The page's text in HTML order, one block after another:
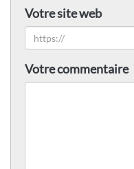
Votre site web
Votre commentaire